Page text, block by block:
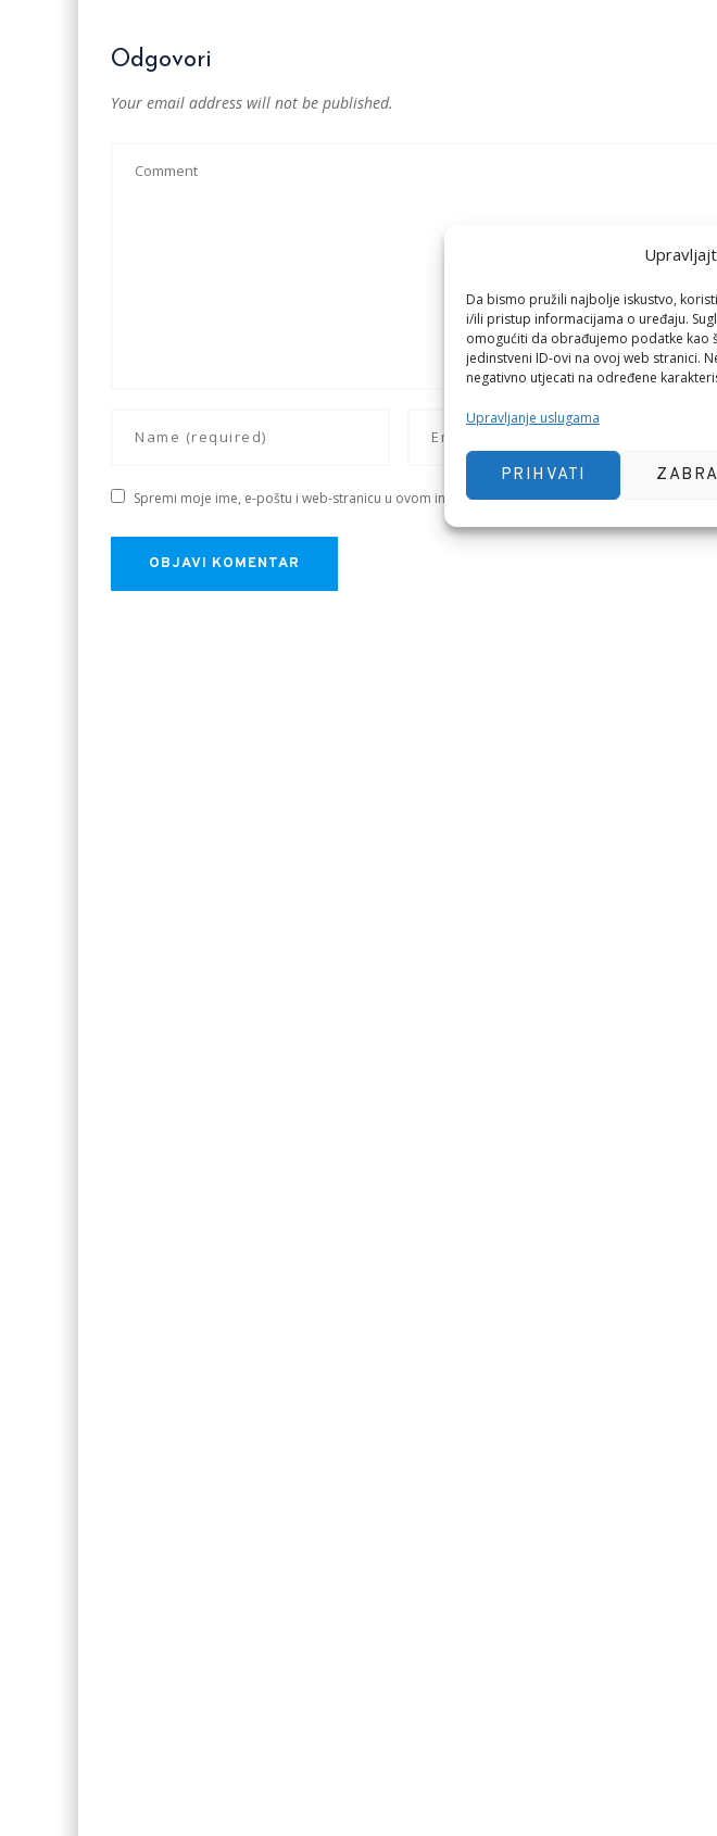
Da bismo pružili najbolje iskustvo,
i/ili pristup informacijama o uređaju.
omogućiti da obrađujemo podatke kao
jedinstveni ID-ovi na ovoj web stranici.
negativno utjecati na određene
Upravljanje uslugama
PRIHVATI
Odgovori
Your email address will not be published.
Spremi moje ime, e-poštu i web-stranicu u ovom internet pregledniku za sljedeći put kada